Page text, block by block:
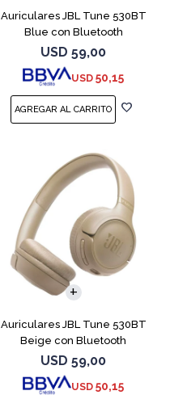
Auriculares JBL Tune 530BT
Blue con Bluetooth
USD 59,00
USD 50,15
Auriculares JBL Tune 530BT
Beige con Bluetooth
USD 59,00
USD 50,15